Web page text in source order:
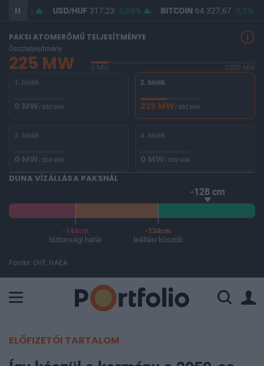
0,02% USD/HUF317,23 0,08% BITCOIN64 327,67 0,1%
PAKSI ATOMERŐMŰ TELJESÍTMÉNYE
Összteljesítmény
225 MW 0 MW
2000 MW
1. blokk
0 MW/ 500 MW
2. blokk
225 MW/ 500 MW
3. blokk
0 MW/ 500 MW
4. blokk
0 MW/ 500 MW
DUNA VÍZÁLLÁSA PAKSNÁL
-128 cm
-144cm
biztonsági határ
-134cm
leállási küszöb
Forrás: OVF, HAEA
ELŐFIZETŐI TARTALOM